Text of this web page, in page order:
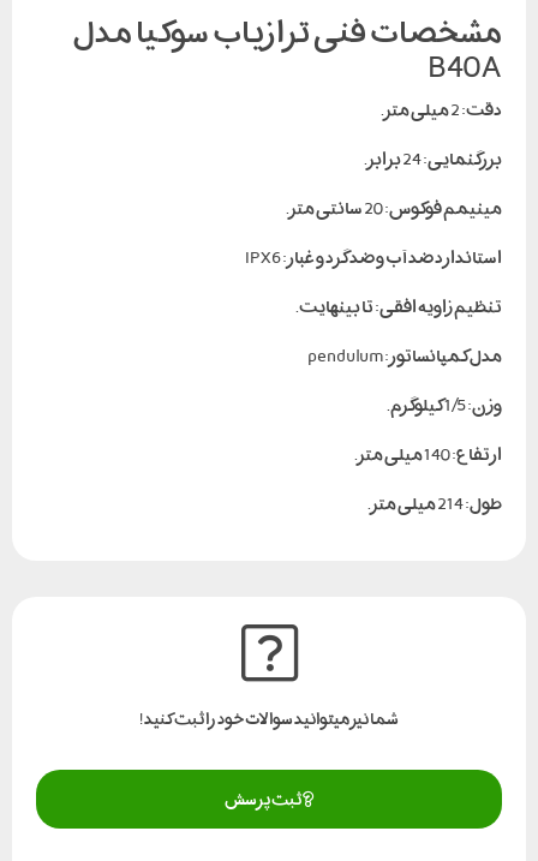
مشخصات فنی ترازیاب سوکیا مدل
B40A
دقت: 2 میلی متر.
بزرگنمایی: 24 برابر.
مینیمم فوکوس: 20 سانتی متر.
استاندارد ضد آب و ضد گرد و غبار: IPX6
تنظیم زاویه افقی: تا بینهایت.
مدل کمپانساتور: pendulum
وزن: 1/5 کیلوگرم.
ارتفاع: 140 میلی متر.
طول: 214 میلی متر.
شما نیز میتوانید سوالات خود را ثبت کنید!
ثبت پرسش